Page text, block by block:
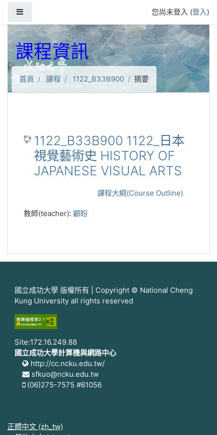
您尚未登入 (登入)
課程資訊
首頁 課程 1122_B33B900 摘要
1122_B33B900 1122_日本
視覺藝術史 HISTORY OF
JAPANESE VISUAL ARTS
課程大綱(Course Outline)
教師(teacher): 顧盼
國立成功大學 版權所有 | Copyright © National Cheng
Kung University all rights reserved
Site:172.16.249.88
國立成功大學計算機與網路中心
http://cc.ncku.edu.tw/
sfkuo@ncku.edu.tw
(06)275-7575 #61056
正體中文 ‎(zh_tw)‎